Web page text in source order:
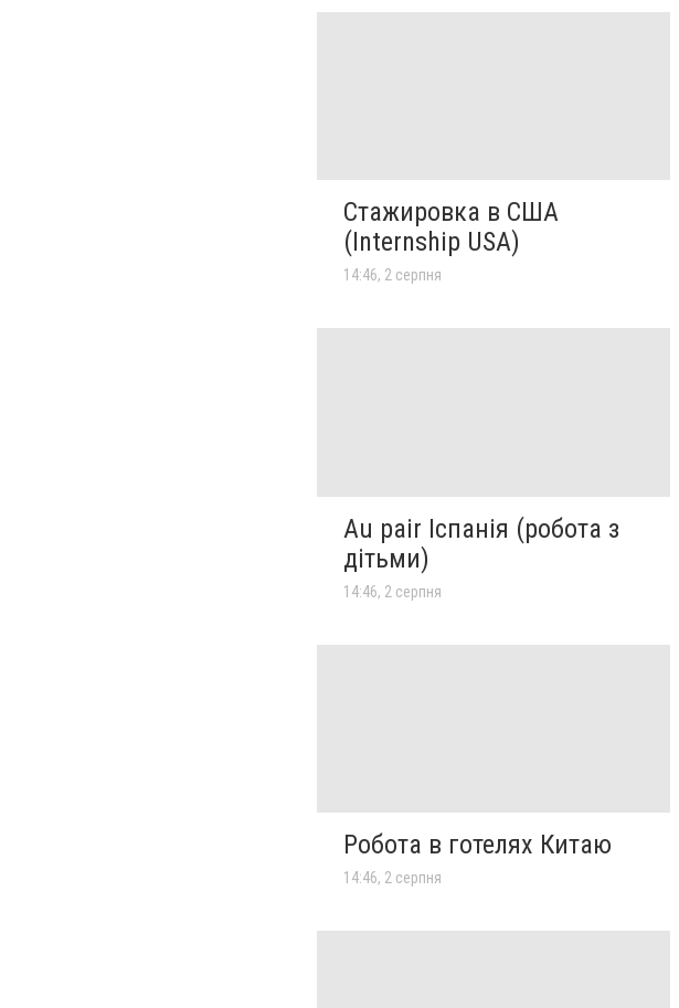
Стажировка в США
(Internship USA)
14:46, 2 серпня
Au pair Іспанія (робота з
дітьми)
14:46, 2 серпня
Робота в готелях Китаю
14:46, 2 серпня